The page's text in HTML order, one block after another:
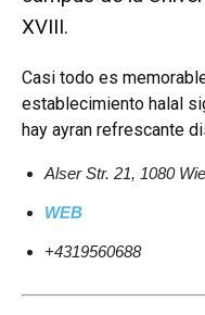
XVIII.
Casi todo es
establecimiento halal
hay ayran refrescante
Alser Str. 21, 1080
WEB
+4319560688